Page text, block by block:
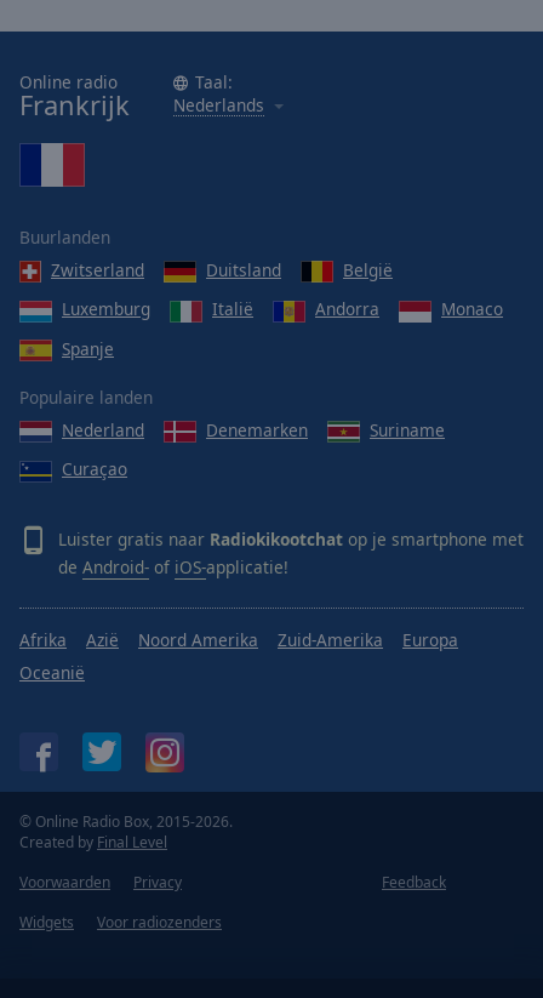
Online radio
Frankrijk
Taal:
Nederlands
Buurlanden
Zwitserland
Duitsland
België
Luxemburg
Italië Andorra
Monaco
Spanje
Populaire landen
Nederland
Denemarken
Suriname
Curaçao
Luister gratis naar Radiokikootchat op je smartphone met
de Android- of iOS-applicatie!
Afrika Azië Noord Amerika Zuid-Amerika
Europa
Oceanië
© Online Radio Box, 2015-2026.
Created by Final Level
Voorwaarden
Privacy
Feedback
Widgets
Voor radiozenders